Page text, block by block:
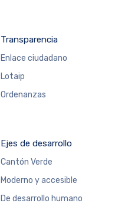
Transparencia
Enlace ciudadano
Lotaip
Ordenanzas
Ejes de desarrollo
Cantón Verde
Moderno y accesible
De desarrollo humano